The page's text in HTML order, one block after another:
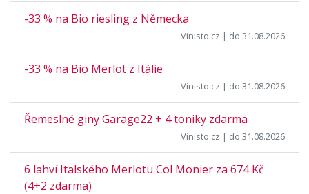
-33 % na Bio riesling z Německa
Vinisto.cz | do 31.08.2026
-33 % na Bio Merlot z Itálie
Vinisto.cz | do 31.08.2026
Řemeslné giny Garage22 + 4 toniky zdarma
Vinisto.cz | do 31.08.2026
6 lahví Italského Merlotu Col Monier za 674 Kč
(4+2 zdarma)